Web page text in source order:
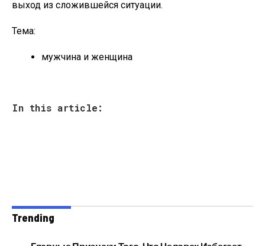
выход из сложившейся ситуации.
Тема:
мужчина и женщина
In this article:
Trending